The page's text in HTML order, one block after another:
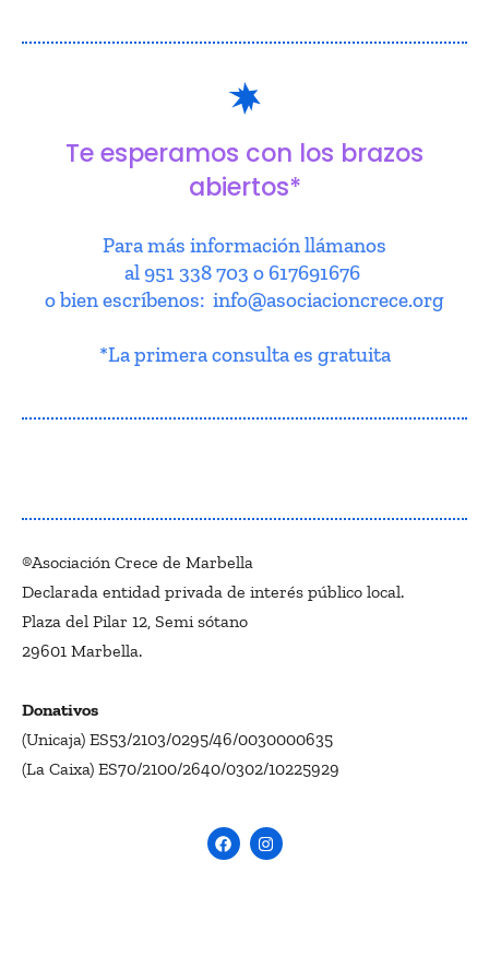
Te esperamos con los brazos
abiertos*
Para más información llámanos
al 951 338 703 o 617691676
o bien escríbenos: info@asociacioncrece.org
*La primera consulta es gratuita
®Asociación Crece de Marbella
Declarada entidad privada de interés público local.
Plaza del Pilar 12, Semi sótano
29601 Marbella.
Donativos
(Unicaja) ES53/2103/0295/46/0030000635
(La Caixa) ES70/2100/2640/0302/10225929